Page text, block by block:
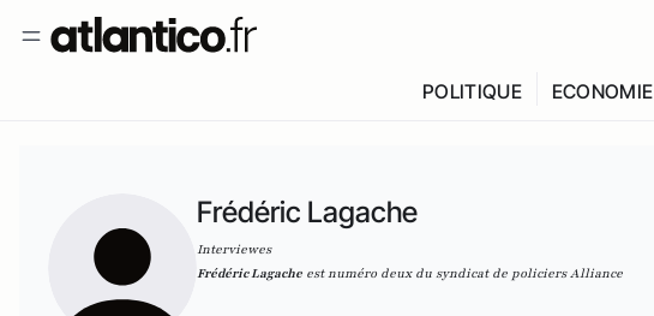
POLITIQUE ECONOMIE
Frédéric Lagache
Interviewes
Frédéric Lagache est numéro deux du syndicat de policiers Alliance